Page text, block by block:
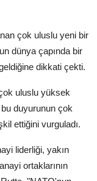
çok uluslu yeni bir
dünya çapında bir
dikkati çekti.
uluslu yüksek
duyurunun çok
ettiğini vurguladı.
liderliği, yakın
ortaklarının